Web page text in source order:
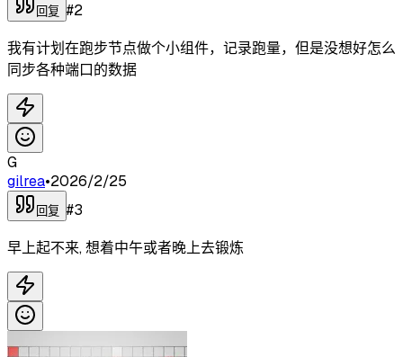
回复 #2
我有计划在跑步节点做个小组件，记录跑量，但是没想好怎么
同步各种端口的数据
G
gilrea•2026/2/25
回复 #3
早上起不来, 想着中午或者晚上去锻炼